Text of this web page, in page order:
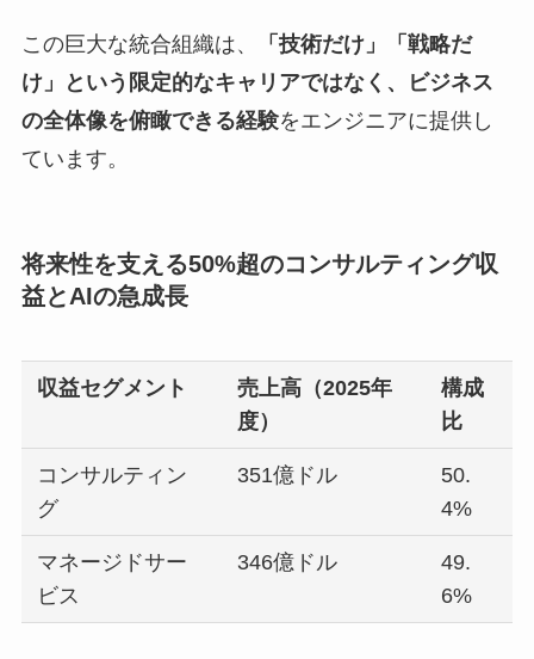
この巨大な統合組織は、
「技術だけ」「戦略だ
け」という限定的なキャリアではなく、ビジネス
の全体像を俯瞰できる経験をエンジニアに提供し
ています。
将来性を支える50%超のコンサルティング収
益とAIの急成長
収益セグメント
売上高（2025年
度）
構成
比
コンサルティン
グ
351億ドル
50.
4%
マネージドサー
ビス
346億ドル
49.
6%